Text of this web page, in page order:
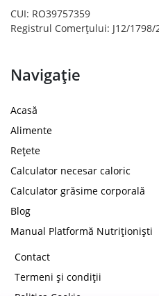
CUI: RO39757359
Registrul Comerțului: J12/1798/
Navigație
Acasă
Alimente
Rețete
Calculator necesar caloric
Calculator grăsime corporală
Blog
Manual Platformă Nutriționiști
Contact
Termeni și condiții